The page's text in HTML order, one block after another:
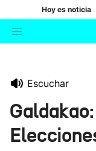
Hoy es noticia
Escuchar